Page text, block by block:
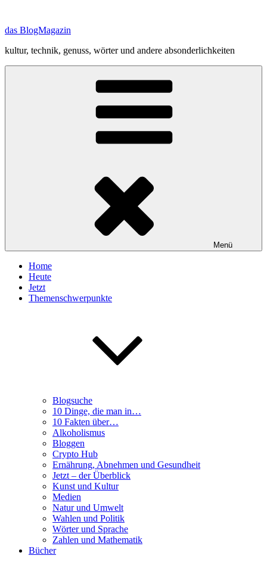
springen
das BlogMagazin
kultur, technik, genuss, wörter und andere absonderlichkeiten
Menü
Home
Heute
Jetzt
Themenschwerpunkte
Blogsuche
10 Dinge, die man in…
10 Fakten über…
Alkoholismus
Bloggen
Crypto Hub
Ernährung, Abnehmen und Gesundheit
Jetzt – der Überblick
Kunst und Kultur
Medien
Natur und Umwelt
Wahlen und Politik
Wörter und Sprache
Zahlen und Mathematik
Bücher